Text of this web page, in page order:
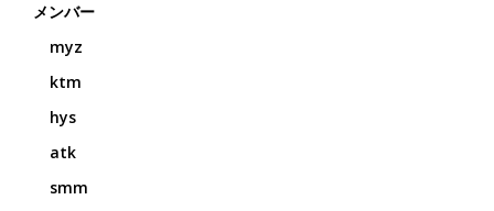
メンバー
myz
ktm
hys
atk
smm